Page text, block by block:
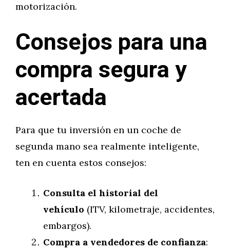
motorización.
Consejos para una
compra segura y
acertada
Para que tu inversión en un coche de
segunda mano sea realmente inteligente,
ten en cuenta estos consejos:
Consulta el historial del
vehículo (ITV, kilometraje, accidentes,
embargos).
Compra a vendedores de confianza: